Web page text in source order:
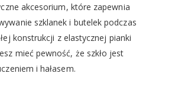
akcesorium, które zapewnia
szklanek i butelek podczas
konstrukcji z elastycznej pianki
mieć pewność, że szkło jest
i hałasem.